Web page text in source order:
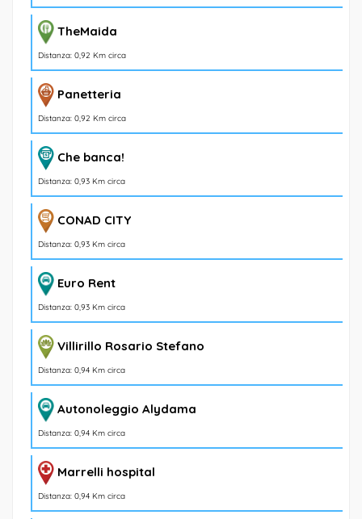
TheMaida
Distanza: 0,92 Km circa
Panetteria
Distanza: 0,92 Km circa
Che banca!
Distanza: 0,93 Km circa
CONAD CITY
Distanza: 0,93 Km circa
Euro Rent
Distanza: 0,93 Km circa
Villirillo Rosario Stefano
Distanza: 0,94 Km circa
Autonoleggio Alydama
Distanza: 0,94 Km circa
Marrelli hospital
Distanza: 0,94 Km circa